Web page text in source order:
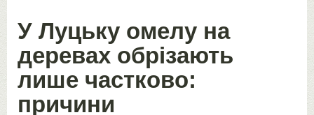
У Луцьку омелу на
деревах обрізають
лише частково:
причини